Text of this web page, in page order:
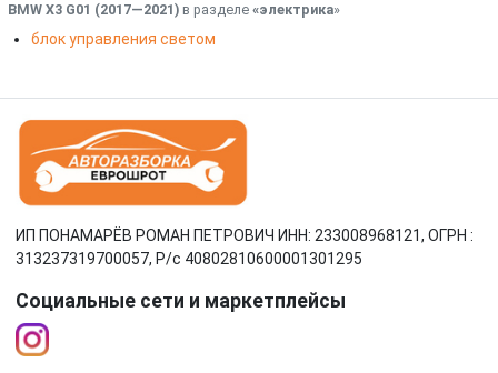
BMW X3 G01 (2017—2021) в разделе «электрика»
блок управления светом
ИП ПОНАМАРЁВ РОМАН ПЕТРОВИЧ ИНН: 233008968121, ОГРН :
313237319700057, Р/c 40802810600001301295
Социальные сети и маркетплейсы